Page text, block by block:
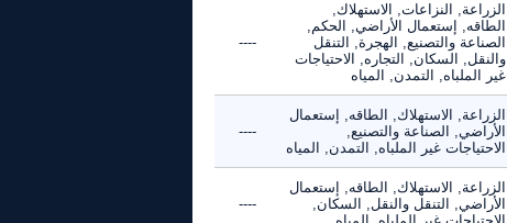
الزراعة, النزاعات, الاستهلاك,
الطاقه, إستعمال الأراضي, الحكم,
الصناعة والتصنيع, الهجرة, التنقل
والنقل, السكان, التجاره, الاحتياجات
غير الملباه, التمدن, المياه
----
الزراعة, الاستهلاك, الطاقه, إستعمال
الأراضي, الصناعة والتصنيع,
الاحتياجات غير الملباه, التمدن, المياه
----
الزراعة, الاستهلاك, الطاقه, إستعمال
الأراضي, التنقل والنقل, السكان,
----